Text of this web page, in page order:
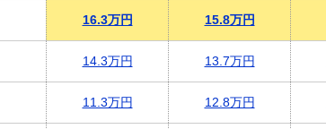
16.3万円 15.8万円
14.3万円 13.7万円
11.3万円 12.8万円